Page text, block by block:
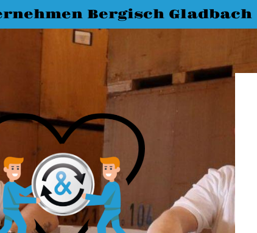
Bergisch Gladbach